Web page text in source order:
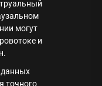
могут
и
данных
точного